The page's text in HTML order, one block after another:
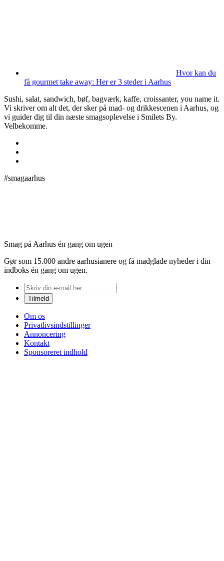
Hvor kan du
få gourmet take away: Her er 3 steder i Aarhus
Sushi, salat, sandwich, bøf, bagværk, kaffe, croissanter, you name it.
Vi skriver om alt det, der sker på mad- og drikkescenen i Aarhus, og
vi guider dig til din næste smagsoplevelse i Smilets By.
Velbekomme.
#smagaarhus
Smag på Aarhus én gang om ugen
Gør som 15.000 andre aarhusianere og få madglade nyheder i din
indboks én gang om ugen.
Om os
Privatlivsindstillinger
Annoncering
Kontakt
Sponsoreret indhold